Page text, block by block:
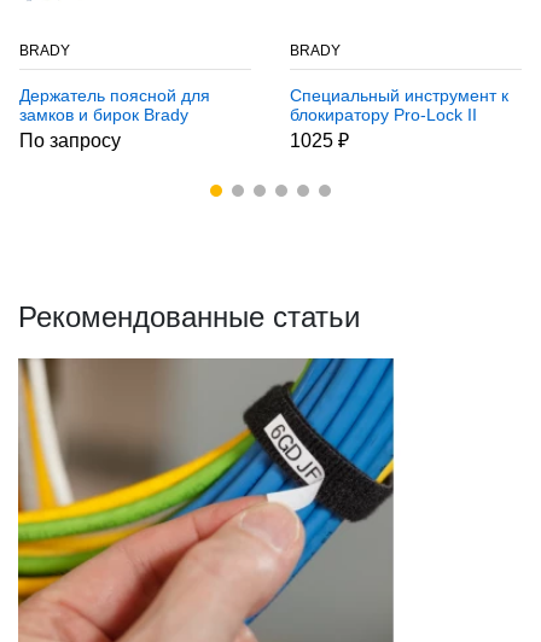
BRADY
Держатель поясной для
замков и бирок Brady
стандартные блокирующие
замки: ka,ka, стандартные
По запросу
BRADY
Специальный инструмент к
блокиратору Pro-Lock II
Brady материал, зеленый,
полипропилен
1025 ₽
Рекомендованные статьи